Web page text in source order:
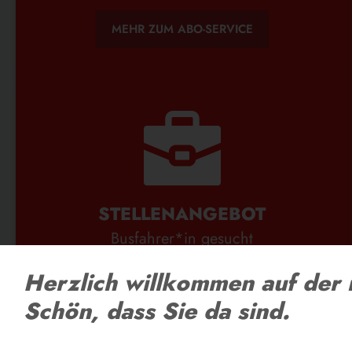
MEHR ZUM ABO-SERVICE
STELLENANGEBOT
Busfahrer*in gesucht
ZU DEN STELLENANGEBOTEN
Herzlich willkommen auf der
Schön, dass Sie da sind.